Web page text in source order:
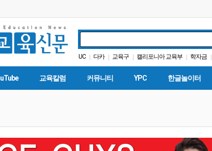
UC | 다카 | 교육구 | 캘리포니아 교육부 | 학자금 |
| 인터뷰 | 봉사활동 | 팝사 | Fafsa
교육칼럼 커뮤니티 YPC 한글놀이터